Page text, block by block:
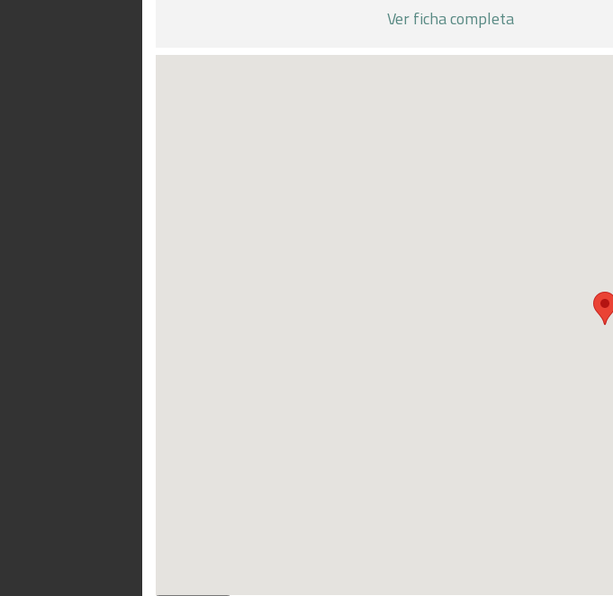
Ver ficha completa